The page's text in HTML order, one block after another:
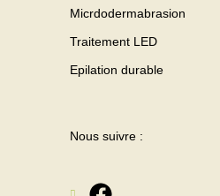
Micrdodermabrasion
Traitement LED
Epilation durable
Nous suivre :